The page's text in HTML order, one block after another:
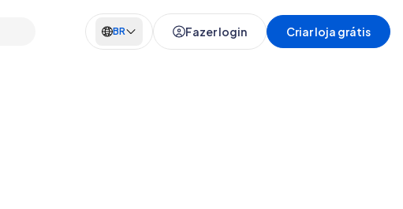
BR Fazer login Criar loja grátis